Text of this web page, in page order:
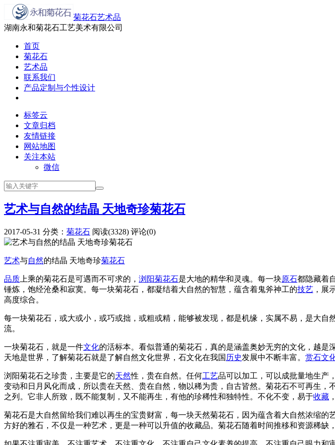
菊花石艺术品
湖南永和菊花石工艺美术有限公司
首页
菊花石
艺术品
联系我们
产品定制与个性设计
标签云
文章归档
友情链接
网站地图
关注本站
微信
艺术与自然的结晶 天地奇珍菊花石
2017-05-31 分类： 菊花石 阅读(3328) 评论(0)
艺术与自然的结晶 天地奇珍菊花石
品质 上乘的菊花石是可遇而不可求的， 浏阳菊花石是大地的精华和灵魂。每一块原石都隐藏着
锤炼，饱经沧桑和寂寞。每一块菊花石，都凝结着大自然的智慧，蕴含着鬼斧神工的技艺 ，展
高度综合。
每一块菊花石，或大或小，或巧或拙，或粗或精，能够被发现，都是机缘，实属不易，是大
流。
一块菊花石，就是一件文化的活标本。看似普通的菊花石，真的是涵盖奥妙无穷的文化，越是
天地是世界，了解菊花石就是了解自然文化世界，石文化在我国 历史发展中不断丰富。 赏石文
浏阳菊花石之珍贵，主要是它的天然性，贵在自然。任何工艺品可以加工，可以成批量地生产
变动和日月风化而成，所以贵在天然、贵在自然，物以稀为贵，自古皆然。菊花石不可再生
之列。它非人所致，既不能复制，又不能再生，有他的珍稀性和独特性。不化不变，易于收藏
菊花石是大自然留给我们难以再生的宝贵财富，每一块天然菊花石，因为蕴含着大自然浓缩
方好的雅石，不仅是一种艺术，更是一种可以升值的收藏品。菊花石随着时间推移和资源稀缺